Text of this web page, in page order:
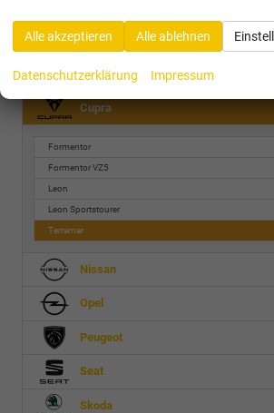
Alle Bewertungen anzeigen >
Audi
Cupra
Formentor
Formentor VZ5
Leon
Leon Sportstourer
Terramar
Nissan
Opel
Peugeot
Seat
Skoda
Alle akzeptieren Alle ablehnen
Datenschutzerklärung Impressum